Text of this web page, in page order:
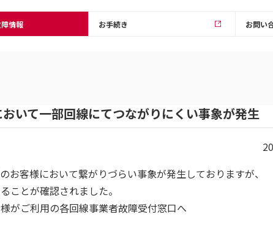
情報 お手続き お問い
いて一部回線にてつながりにくい事象が発生
客様において繋がりづらい事象が発生しておりますが、
ことが確認されました。
がご利用の各回線事業者故障受付窓口へ